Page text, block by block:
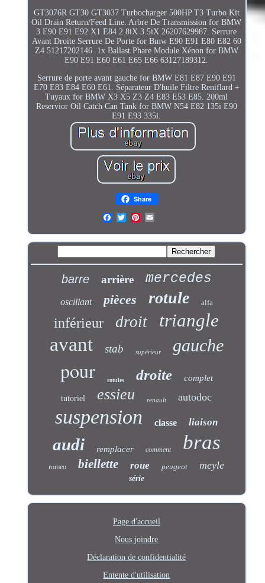
GT3076R GT30 GT3037 Turbocharger 500HP T3 Turbo Kit
Oil Drain Return/Feed Line. Arbre De Transmission for BMW
3 E90 E91 E92 X1 E84 2.8iX 3.5iX 26207629987. Serrure
Avant Droite Serrure De Porte for Bmw E90 E91 E80 E82 60
Z4 51217202146. 1x Ballast Phare Module Xénon for BMW
E90 E91 E60 E61 E65 E66 63127189312.
Serrure de porte avant gauche for BMW E81 E87 E90 E91
E70 E83 E84 E60 E61. Séparateur D'huile Filtre Reniflard +
Tuyaux for BMW X3 X5 Z3 Z4 E83 E53 E85. 200ml
Reservior Oil Catch Can Tank for BMW N54 E82 135i E90
E91 E93 335i.
Share
barre arrière mercedes
oscillant pièces rotule alfa
inférieur droit triangle
avant stab supérieur gauche
pour rotules droite complet
tutoriel essieu renault autodoc
suspension classe liaison
audi remplacer comment bras
romeo biellette roue peugeot meyle
série
Page d'accueil
Nous joindre
Déclaration de confidentialité
Entente d'utilisation